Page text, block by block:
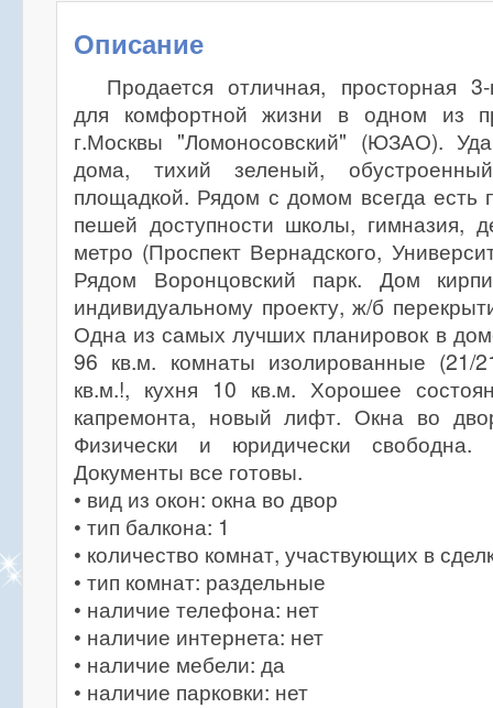
Описание
Продается отличная, просторная
для комфортной жизни в одном из
г.Москвы "Ломоносовский" (ЮЗАО).
дома, тихий зеленый,
площадкой. Рядом с домом всегда есть
пешей доступности школы, гимназия,
метро (Проспект Вернадского,
Рядом Воронцовский парк. Дом
индивидуальному проекту, ж/б
Одна из самых лучших планировок в
96 кв.м. комнаты изолированные (21/
кв.м.!, кухня 10 кв.м. Хорошее
капремонта, новый лифт. Окна во
Физически и юридически свободна.
Документы все готовы.
• вид из окон: окна во двор
• тип балкона: 1
• количество комнат, участвующих в
• тип комнат: раздельные
• наличие телефона: нет
• наличие интернета: нет
• наличие мебели: да
• наличие парковки: нет